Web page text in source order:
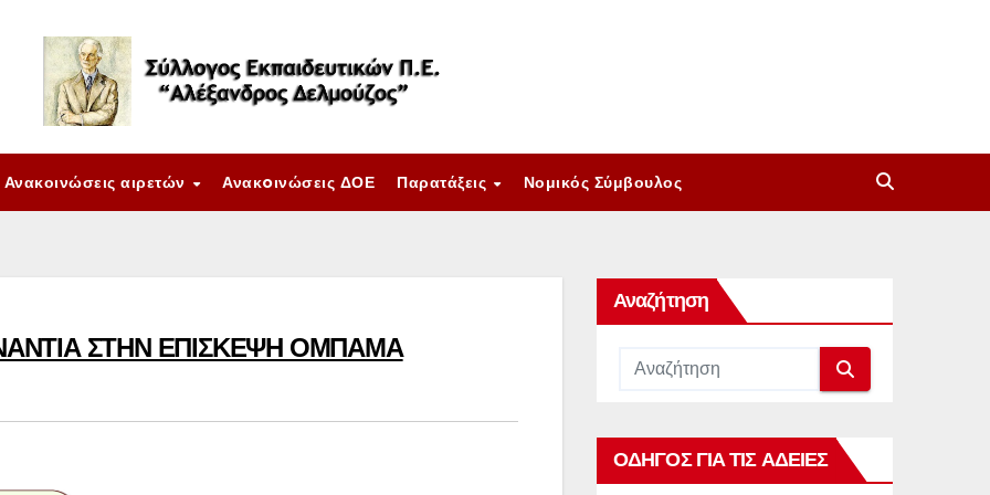
Ανακοινώσεις αιρετών Ανακoινώσεις ΔΟΕ Παρατάξεις Νομικός Σύμβουλος
ΣΤΗΝ ΕΠΙΣΚΕΨΗ ΟΜΠΑΜΑ
Αναζήτηση
ΟΔΗΓΟΣ ΓΙΑ ΤΙΣ ΑΔΕΙΕΣ